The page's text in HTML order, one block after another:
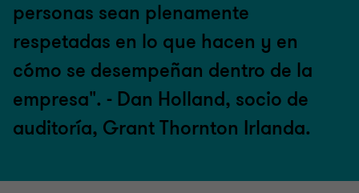
personas sean plenamente
respetadas en lo que hacen y en
cómo se desempeñan dentro de la
empresa". - Dan Holland, socio de
auditoría, Grant Thornton Irlanda.